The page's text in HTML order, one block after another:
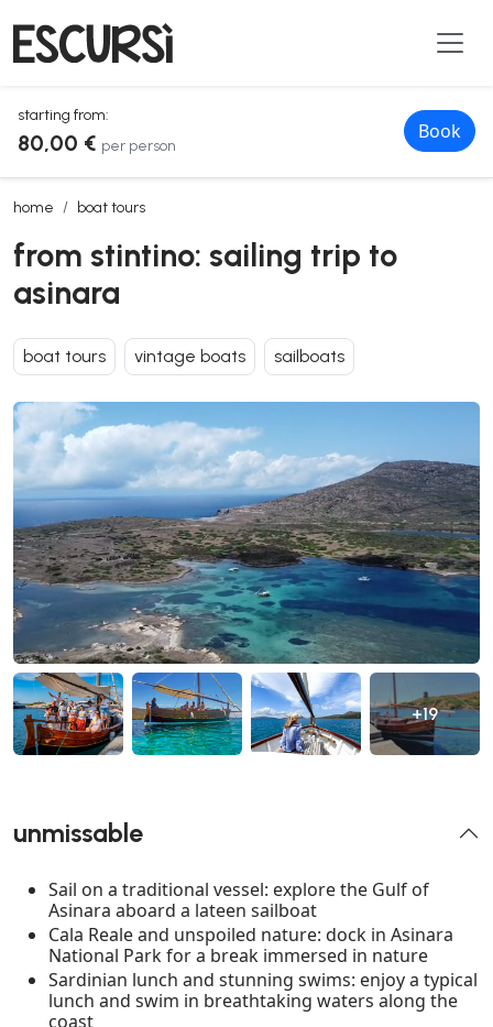
starting from:
80,00 € per person
Book
home boat tours
from stintino: sailing trip to asinara
from stintino: sailing trip to
asinara
boat tours vintage boats sailboats
+19
unmissable
Sail on a traditional vessel: explore the Gulf of
Asinara aboard a lateen sailboat
Cala Reale and unspoiled nature: dock in Asinara
National Park for a break immersed in nature
Sardinian lunch and stunning swims: enjoy a typical
lunch and swim in breathtaking waters along the
coast